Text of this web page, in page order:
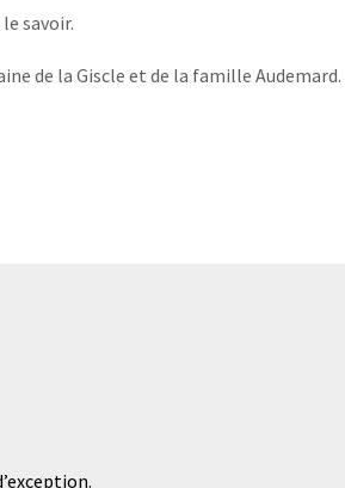
savoir.
de la Giscle et de la famille Audemard.